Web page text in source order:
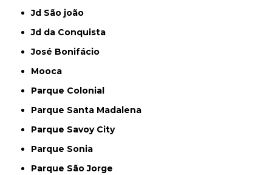
Jd São joão
Jd da Conquista
José Bonifácio
Mooca
Parque Colonial
Parque Santa Madalena
Parque Savoy City
Parque Sonia
Parque São Jorge